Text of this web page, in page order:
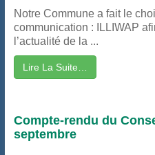
Notre Commune a fait le
communication : ILLIWAP
l’actualité de la ...
Lire La Suite…
Compte-rendu du
septembre